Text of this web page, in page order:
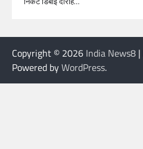
Copyright © 2026 India News8 |
Powered byWordPress.